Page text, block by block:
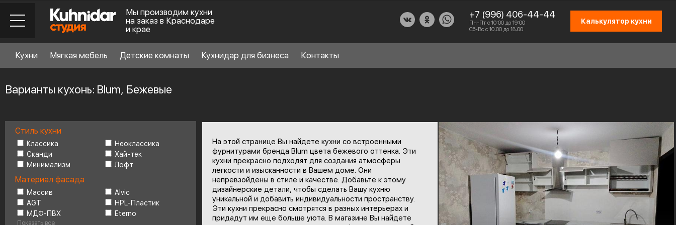
Мы производим кухни
на заказ в Краснодаре
и крае
+7 (996) 406-44-44
Пн-Пт с 10:00 до 19:00
Сб-Вс с 10:00 до 18:00
Калькулятор кухни
Стиль кухни
Материал фасада 8
Планировка
НАШИ УСЛУГИ
СПРАВОЧНЫЙ РАЗДЕЛ
ПАРТНЕРЫ
СХЕМА РАБОТЫ
ОТЗЫВЫ КЛИЕНТОВ
ПРИСОЕДИНИТЬСЯ К КОМАНДЕ
КОНТАКТЫ
Кухни Мягкая мебель Детские комнаты Кухнидар для бизнеса Контакты
Варианты кухонь: Blum, Бежевые
Стиль кухни
Классика
Неоклассика
Сканди
Хай-тек
Минимализм
Лофт
Материал фасада
Массив
Alvic
AGT
HPL-Пластик
МДФ-ПВХ
Eterno
Показать все
На этой странице Вы найдете кухни со встроенными
фурнитурами бренда Blum цвета бежевого оттенка. Эти
кухни прекрасно подходят для создания атмосферы
легкости и изысканности в Вашем доме. Они
непревзойдены в стиле и качестве. Добавьте к этому
дизайнерские детали, чтобы сделать Вашу кухню
уникальной и добавить индивидуальности пространству.
Эти кухни прекрасно смотрятся в разных интерьерах и
придадут им еще больше уюта. В магазине Вы найдете